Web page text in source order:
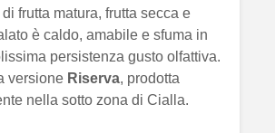
frutta matura, frutta secca e
è caldo, amabile e sfuma in
persistenza gusto olfattiva.
versione Riserva, prodotta
nella sotto zona di Cialla.